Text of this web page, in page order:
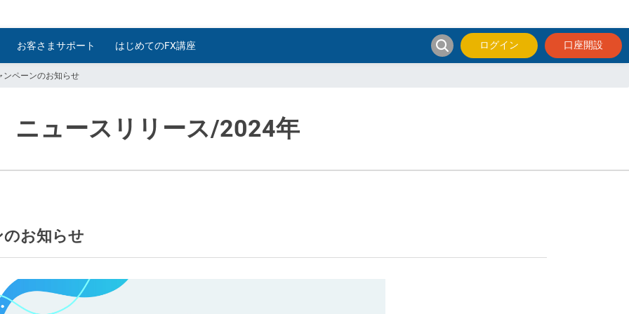
お客さまサポート はじめてのFX講座 ログイン 口座開設
ンペーンのお知らせ
ニュースリリース/2024年
お知らせ